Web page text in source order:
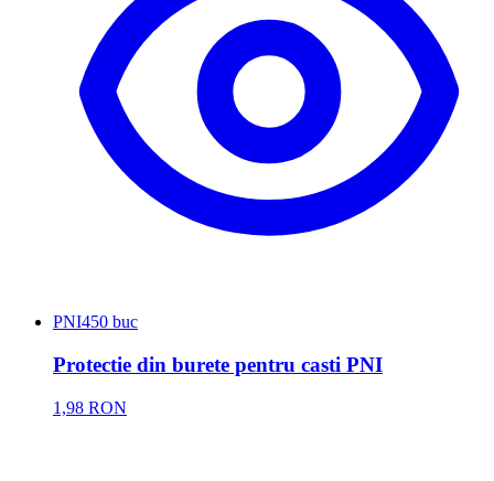
PNI450 buc
Protectie din burete pentru casti PNI
1,98 RON